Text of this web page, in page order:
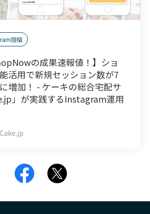
投稿
の成果速報値！】ショ
活用で新規セッション数が7
増加！ - ケーキの総合宅配サ
」が実践するInstagram運用